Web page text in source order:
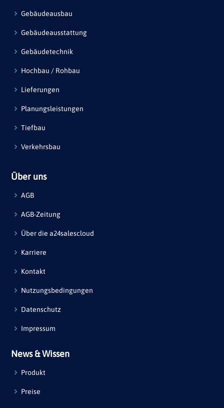
Gebäudeausbau
Gebäudeausstattung
Gebäudetechnik
Hochbau / Rohbau
Lieferungen
Planungsleistungen
Tiefbau
Verkehrsbau
Über uns
AGB
AGB-Zeitung
Über die a24salescloud
Karriere
Kontakt
Nutzungsbedingungen
Datenschutz
Impressum
News & Wissen
Produkt
Preise